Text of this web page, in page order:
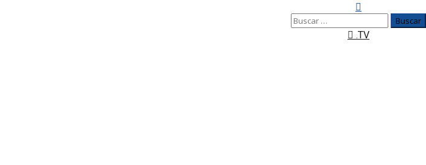
Buscar:
.TV